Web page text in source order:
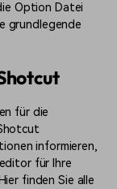
Option Datei
grundlegende
für die
informieren,
für Ihre
finden Sie alle